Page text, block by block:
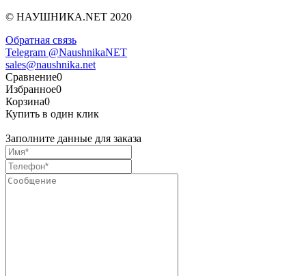
© НАУШНИКА.NET 2020
Обратная связь
Telegram @NaushnikaNET
sales@naushnika.net
Сравнение0
Избранное0
Корзина0
Купить в один клик
Заполните данные для заказа